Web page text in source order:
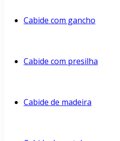
Cabide com gancho
Cabide com presilha
Cabide de madeira